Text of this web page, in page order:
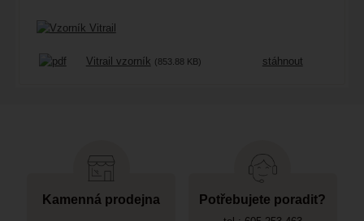
Vitrail vzorník (853.88 KB) stáhnout
Kamenná prodejna Potřebujete poradit?